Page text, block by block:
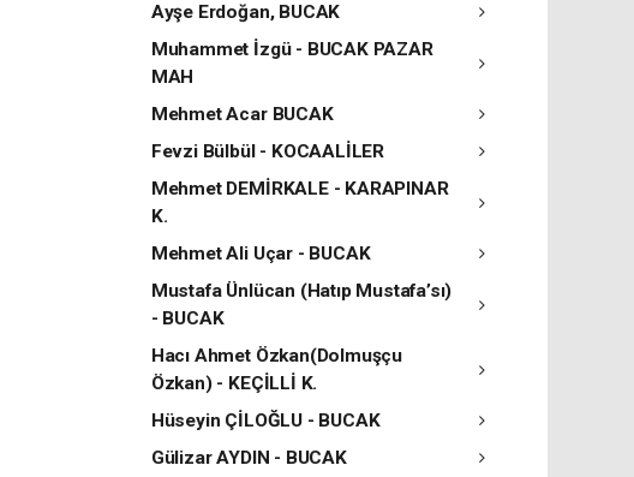
Ayşe Erdoğan, BUCAK
Muhammet İzgü - BUCAK PAZAR
MAH
Mehmet Acar BUCAK
Fevzi Bülbül - KOCAALİLER
Mehmet DEMİRKALE - KARAPINAR
K.
Mehmet Ali Uçar - BUCAK
Mustafa Ünlücan (Hatıp Mustafa’sı)
- BUCAK
Hacı Ahmet Özkan(Dolmuşçu
Özkan) - KEÇİLLİ K.
Hüseyin ÇİLOĞLU - BUCAK
Gülizar AYDIN - BUCAK